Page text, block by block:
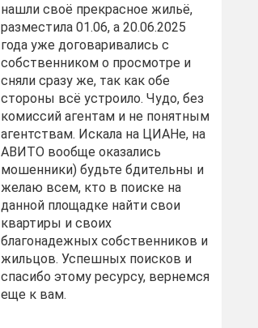
нашли своё прекрасное жильё,
разместила 01.06, а 20.06.2025
года уже договаривались с
собственником о просмотре и
сняли сразу же, так как обе
стороны всё устроило. Чудо, без
комиссий агентам и не понятным
агентствам. Искала на ЦИАНе, на
АВИТО вообще оказались
мошенники) будьте бдительны и
желаю всем, кто в поиске на
данной площадке найти свои
квартиры и своих
благонадежных собственников и
жильцов. Успешных поисков и
спасибо этому ресурсу, вернемся
еще к вам.